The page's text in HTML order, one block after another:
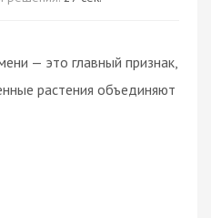
— это главный признак,
растения объединяют